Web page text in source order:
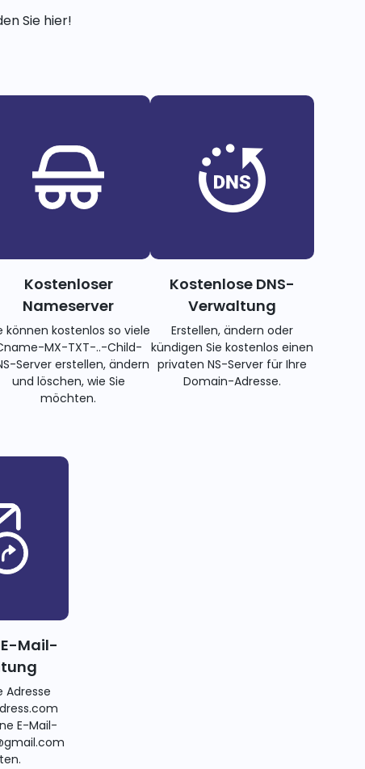
Sie hier!
Kostenloser
Nameserver
können kostenlos so viele
MX-TXT-..-Child-
Server erstellen, ändern
und löschen, wie Sie
möchten.
Kostenlose DNS-
Verwaltung
Erstellen, ändern oder
kündigen Sie kostenlos einen
privaten NS-Server für Ihre
Domain-Adresse.
Mail-
Adresse
E-Mail-